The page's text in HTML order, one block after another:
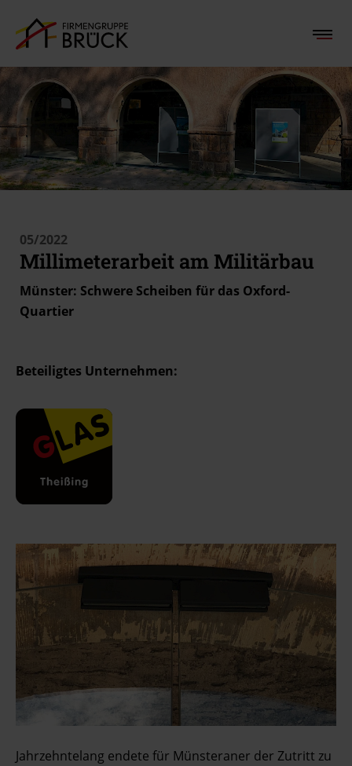
05/2022
Millimeterarbeit am Militärbau
Münster: Schwere Scheiben für das Oxford-
Quartier
Beteiligtes Unternehmen:
Jahrzehntelang endete für Münsteraner der Zutritt zu